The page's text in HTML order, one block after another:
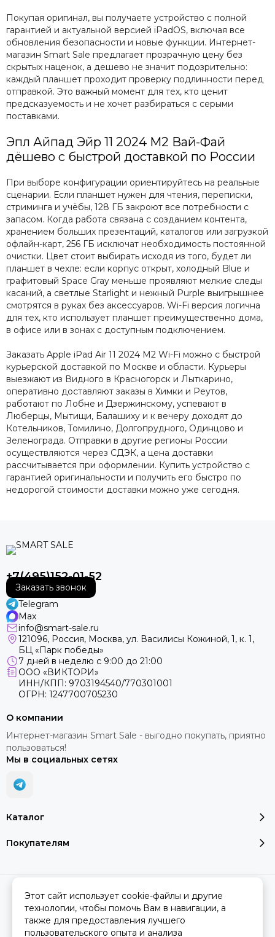
Покупая оригинал, вы получаете устройство с полной
гарантией и актуальной версией iPadOS, включая все
обновления безопасности и новые функции. Интернет-
магазин Smart Sale предлагает прозрачную цену без
скрытых наценок, а дешево не значит подозрительно:
каждый планшет проходит проверку подлинности перед
отправкой. Это важный момент для тех, кто ценит
предсказуемость и не хочет разбираться с серыми
поставками.
Эпл Айпад Эйр 11 2024 М2 Вай-Фай
дёшево с быстрой доставкой по России
При выборе конфигурации ориентируйтесь на реальные
сценарии. Если планшет нужен для чтения, переписки,
стриминга и учёбы, 128 ГБ закроют все потребности с
запасом. Когда работа связана с созданием контента,
хранением больших презентаций, каталогов или загрузкой
офлайн-карт, 256 ГБ исключат необходимость постоянной
очистки. Цвет стоит выбирать исходя из того, будет ли
планшет в чехле: если корпус открыт, холодный Blue и
графитовый Space Gray меньше проявляют мелкие следы
касаний, а светлые Starlight и нежный Purple выигрышнее
смотрятся в руках без аксессуаров. Wi-Fi версия логична
для тех, кто использует планшет преимущественно дома,
в офисе или в зонах с доступным подключением.
Заказать Apple iPad Air 11 2024 M2 Wi-Fi можно с быстрой
курьерской доставкой по Москве и области. Курьеры
выезжают из Видного в Красногорск и Лыткарино,
оперативно доставляют заказы в Химки и Реутов,
работают по Лобне и Дзержинскому, успевают в
Люберцы, Мытищи, Балашиху и к вечеру доходят до
Котельников, Томилино, Долгопрудного, Одинцово и
Зеленограда. Отправки в другие регионы России
осуществляются через СДЭК, а цена доставки
рассчитывается при оформлении. Купить устройство с
гарантией оригинальности и получить его быстро по
недорогой стоимости доставки можно уже сегодня.
+7(495)152-01-52
Заказать звонок
Telegram
Max
info@smart-sale.ru
121096, Россия, Москва, ул. Василисы Кожиной, 1, к. 1,
БЦ «Парк победы»
7 дней в неделю с 9:00 до 21:00
ООО «ВИКТОРИ»
ИНН/КПП: 9703194540/770301001
ОГРН: 1247700705230
Каталог
Покупателям
О компании
Интернет-магазин Smart Sale - выгодно покупать, приятно
пользоваться!
Мы в социальных сетях
2026 © SMART SALE.Карта сайта
Этот сайт использует cookie-файлы и другие
технологии, чтобы помочь Вам в навигации, а
также для предоставления лучшего
пользовательского опыта и анализа